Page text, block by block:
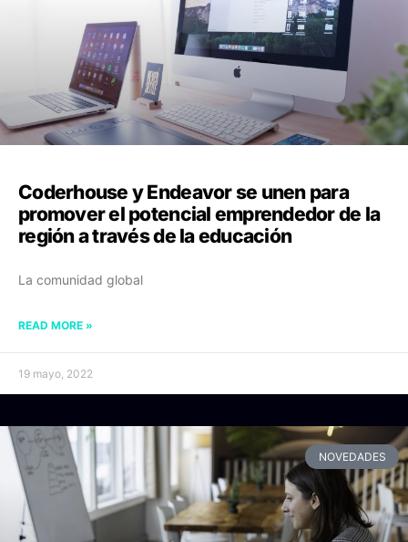
Coderhouse y Endeavor se unen para
promover el potencial emprendedor de la
región a través de la educación
La comunidad global
READ MORE »
19 mayo, 2022
NOVEDADES